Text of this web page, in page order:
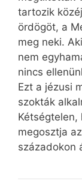
tartozik
ördögöt, a
meg neki.
nem
nincs
Ezt a jézusi
szokták
Kétségtelen,
megosztja
századokon